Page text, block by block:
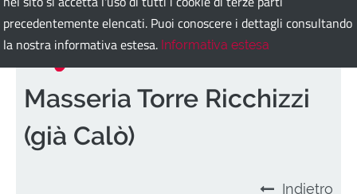
precedentemente elencati. Puoi conoscere i dettagli consultando
la nostra informativa estesa. Informativa estesa
Masseria Torre Ricchizzi
(già Calò)
Indietro